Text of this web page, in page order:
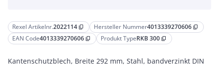
Rexel Artikelnr.2022114 content_copy Hersteller Nummer4013339270606 content_copy
EAN Code4013339270606 content_copy Produkt TypeRKB 300 content_copy
Kantenschutzblech, Breite 292 mm, Stahl, bandverzinkt DIN